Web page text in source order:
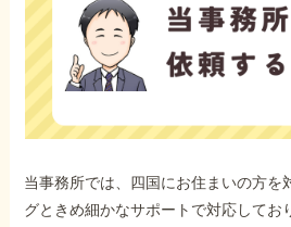
当事務所では、四国にお住まいの方を
グときめ細かなサポートで対応してお